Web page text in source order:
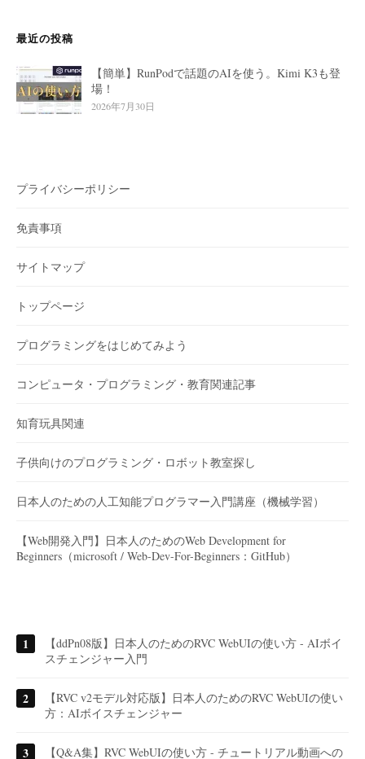
ン
最近の投稿
【簡単】RunPodで話題のAIを使う。Kimi K3も登
場！
2026年7月30日
プライバシーポリシー
免責事項
サイトマップ
トップページ
プログラミングをはじめてみよう
コンピュータ・プログラミング・教育関連記事
知育玩具関連
子供向けのプログラミング・ロボット教室探し
日本人のための人工知能プログラマー入門講座（機械学習）
【Web開発入門】日本人のためのWeb Development for
Beginners（microsoft / Web-Dev-For-Beginners：GitHub）
【ddPn08版】日本人のためのRVC WebUIの使い方 - AIボイ
スチェンジャー入門
【RVC v2モデル対応版】日本人のためのRVC WebUIの使い
方：AIボイスチェンジャー
【Q&A集】RVC WebUIの使い方 - チュートリアル動画への